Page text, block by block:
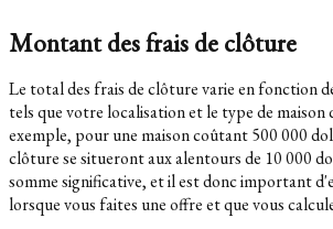
Montant des frais de clôture
Le total des frais de clôture varie en fonction
tels que votre localisation et le type de maison
exemple, pour une maison coûtant 500 000
clôture se situeront aux alentours de 10 000
somme significative, et il est donc important
lorsque vous faites une offre et que vous